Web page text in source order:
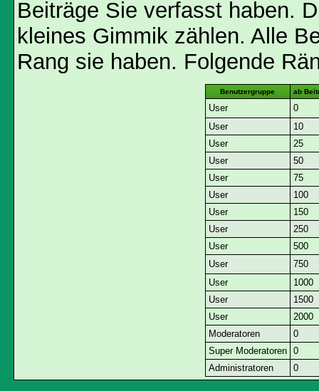
Beiträge Sie verfasst haben.
kleines Gimmik zählen. Alle
Rang sie haben. Folgende
Benutzergruppe ab
User
0
User
10
User
25
User
50
User
75
User
100
User
150
User
250
User
500
User
750
User
1000
User
1500
User
2000
Moderatoren
0
Super Moderatoren
0
Administratoren
0